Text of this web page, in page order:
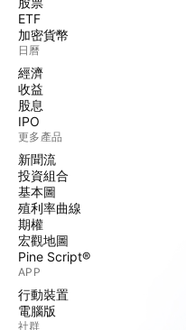
ETF
加密貨幣
日曆
經濟
收益
股息
IPO
更多產品
新聞流
投資組合
基本圖
殖利率曲線
期權
宏觀地圖
Pine Script®
APP
行動裝置
電腦版
社群